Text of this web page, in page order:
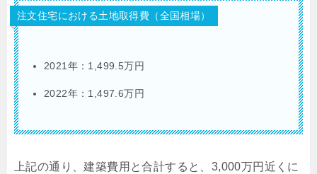
注文住宅における土地取得費（全国相場）
2021年：1,499.5万円
2022年：1,497.6万円
上記の通り、建築費用と合計すると、3,000万円近くに